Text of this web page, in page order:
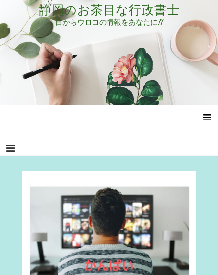
テ
ン
ツ
キ
静岡のお茶目な行政書士
目からウロコの情報をあなたに!!